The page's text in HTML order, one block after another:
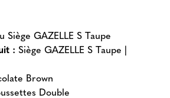
GAZELLE S Taupe
: Siège GAZELLE S Taupe |
Brown
Double